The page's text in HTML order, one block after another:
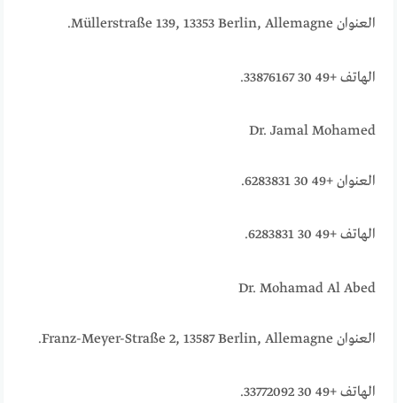
العنوان Müllerstraße 139, 13353 Berlin, Allemagne.
الهاتف +49 30 33876167.
Dr. Jamal Mohamed
العنوان +49 30 6283831.
الهاتف +49 30 6283831.
Dr. Mohamad Al Abed
العنوان Franz-Meyer-Straße 2, 13587 Berlin, Allemagne.
الهاتف +49 30 33772092.